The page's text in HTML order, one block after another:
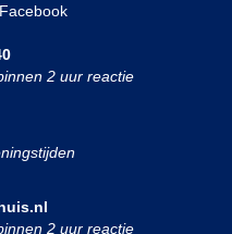
Facebook
2 uur reactie
2 uur reactie